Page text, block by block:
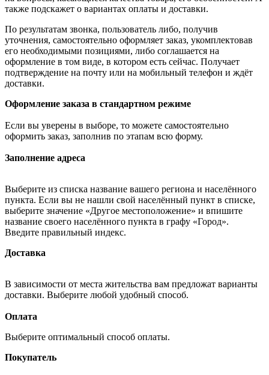
также подскажет о вариантах оплаты и доставки.
По результатам звонка, пользователь либо, получив
уточнения, самостоятельно оформляет заказ, укомплектовав
его необходимыми позициями, либо соглашается на
оформление в том виде, в котором есть сейчас. Получает
подтверждение на почту или на мобильный телефон и ждёт
доставки.
Оформление заказа в стандартном режиме
Если вы уверены в выборе, то можете самостоятельно
оформить заказ, заполнив по этапам всю форму.
Заполнение адреса
Выберите из списка название вашего региона и населённого
пункта. Если вы не нашли свой населённый пункт в списке,
выберите значение «Другое местоположение» и впишите
название своего населённого пункта в графу «Город».
Введите правильный индекс.
Доставка
В зависимости от места жительства вам предложат варианты
доставки. Выберите любой удобный способ.
Оплата
Выберите оптимальный способ оплаты.
Покупатель